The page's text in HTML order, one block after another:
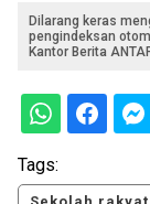
Dilarang keras
pengindeksan
Kantor Berita
Tags: